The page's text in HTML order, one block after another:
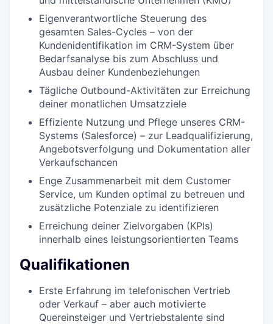
Eigenverantwortliche Steuerung des
gesamten Sales-Cycles – von der
Kundenidentifikation im CRM-System über
Bedarfsanalyse bis zum Abschluss und
Ausbau deiner Kundenbeziehungen
Tägliche Outbound-Aktivitäten zur Erreichung
deiner monatlichen Umsatzziele
Effiziente Nutzung und Pflege unseres CRM-
Systems (Salesforce) – zur Leadqualifizierung,
Angebotsverfolgung und Dokumentation aller
Verkaufschancen
Enge Zusammenarbeit mit dem Customer
Service, um Kunden optimal zu betreuen und
zusätzliche Potenziale zu identifizieren
Erreichung deiner Zielvorgaben (KPIs)
innerhalb eines leistungsorientierten Teams
Qualifikationen
Erste Erfahrung im telefonischen Vertrieb
oder Verkauf – aber auch motivierte
Quereinsteiger und Vertriebstalente sind